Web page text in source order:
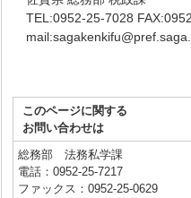
TEL:0952-25-7028
このページに関する
お問い合わせは
総務部 法務私学課
電話：0952-25-7217
ファックス：0952-25-0629